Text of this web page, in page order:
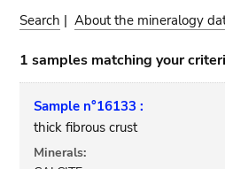
Search |About the mineralogy
1 samples matching your
Sample n°16133 :
thick fibrous crust
Minerals: